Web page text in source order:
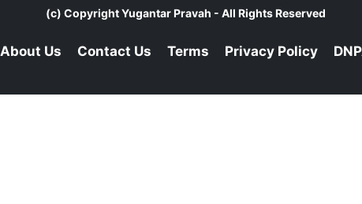
(c) CopyrightYugantar Pravah - All Rights Reserved
About Us Contact Us Terms Privacy Policy